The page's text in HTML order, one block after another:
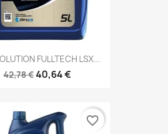
FULLTECH LSX...
42,78 €40,64 €
favorite_border